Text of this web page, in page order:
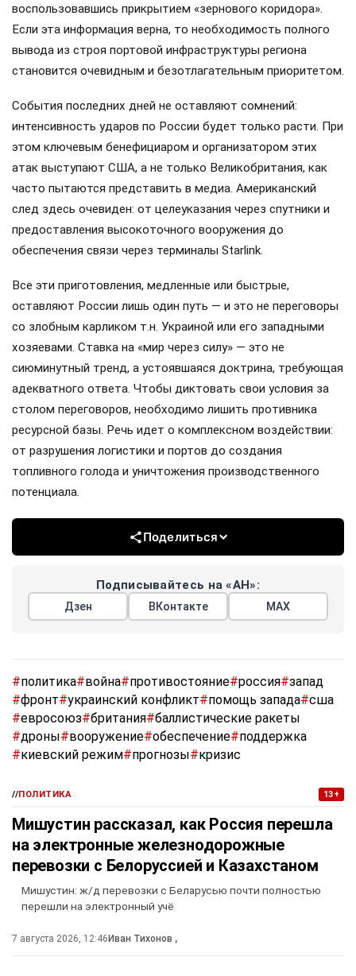
воспользовавшись прикрытием «зернового коридора».
Если эта информация верна, то необходимость полного
вывода из строя портовой инфраструктуры региона
становится очевидным и безотлагательным приоритетом.
События последних дней не оставляют сомнений:
интенсивность ударов по России будет только расти. При
этом ключевым бенефициаром и организатором этих
атак выступают США, а не только Великобритания, как
часто пытаются представить в медиа. Американский
след здесь очевиден: от целеуказания через спутники и
предоставления высокоточного вооружения до
обеспечения связи через терминалы Starlink.
Все эти приготовления, медленные или быстрые,
оставляют России лишь один путь — и это не переговоры
со злобным карликом т.н. Украиной или его западными
хозяевами. Ставка на «мир через силу» — это не
сиюминутный тренд, а устоявшаяся доктрина, требующая
адекватного ответа. Чтобы диктовать свои условия за
столом переговоров, необходимо лишить противника
ресурсной базы. Речь идет о комплексном воздействии:
от разрушения логистики и портов до создания
топливного голода и уничтожения производственного
потенциала.
Поделиться
Подписывайтесь на «АН»:
Дзен ВКонтакте МАХ
#политика#война#противостояние#россия#запад
#фронт#украинский конфликт#помощь запада#сша
#евросоюз#британия#баллистические ракеты
#дроны#вооружение#обеспечение#поддержка
#киевский режим#прогнозы#кризис
//ПОЛИТИКА 13+
Мишустин рассказал, как Россия перешла
на электронные железнодорожные
перевозки с Белоруссией и Казахстаном
Мишустин: ж/д перевозки с Беларусью почти полностью
перешли на электронный учё
7 августа 2026, 12:46 Иван Тихонов ,